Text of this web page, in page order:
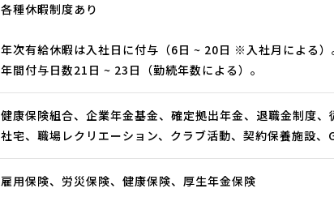
各種休暇制度あり
年次有給休暇は入社日に付与（6日 ~ 20日 ※入社月による）
年間付与日数21日 ~ 23日（勤続年数による）。
健康保険組合、企業年金基金、確定拠出年金、退職金制度
社宅、職場レクリエーション、クラブ活動、契約保養施設、
雇用保険、労災保険、健康保険、厚生年金保険